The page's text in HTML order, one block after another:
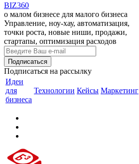
BIZ360
о малом бизнесе для малого бизнеса
Управление, ноу-хау, автоматизация,
точки роста, новые ниши, продажи,
стартапы, оптимизация расходов
Подписаться на рассылку
Идеи
для
бизнеса
Технологии Кейсы Маркетинг